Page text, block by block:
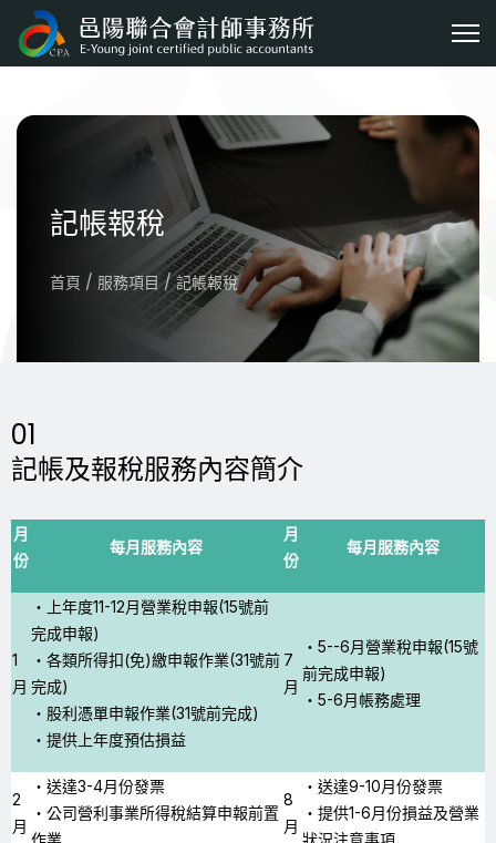
記帳報稅
首頁 / 服務項目 / 記帳報稅
01
記帳及報稅服務內容簡介
月
份
每月服務內容
月
份
每月服務內容
1
月
・上年度11-12月營業稅申報(15號前
完成申報)
・各類所得扣(免)繳申報作業(31號前
完成)
・股利憑單申報作業(31號前完成)
・提供上年度預估損益
7
月
・5--6月營業稅申報(15號
前完成申報)
・5-6月帳務處理
2
月
・送達3-4月份發票
・公司營利事業所得稅結算申報前置
作業
8
月
・送達9-10月份發票
・提供1-6月份損益及營業
狀況注意事項